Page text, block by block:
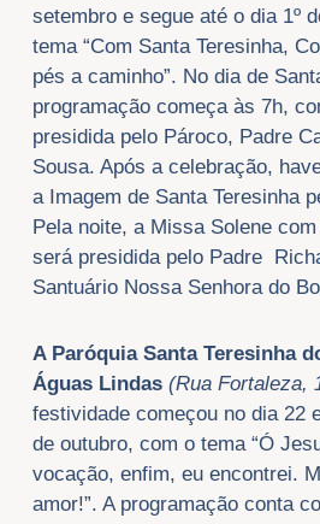
setembro e segue até o dia 1º
tema “Com Santa Teresinha,
pés a caminho”. No dia de
programação começa às 7h,
presidida pelo Pároco, Padre
Sousa. Após a celebração,
a Imagem de Santa Teresinha
Pela noite, a Missa Solene
será presidida pelo Padre
Santuário Nossa Senhora do
A Paróquia Santa Teresinha
Águas Lindas (Rua Fortaleza,
festividade começou no dia 22
de outubro, com o tema “Ó
vocação, enfim, eu encontrei.
amor!”. A programação conta